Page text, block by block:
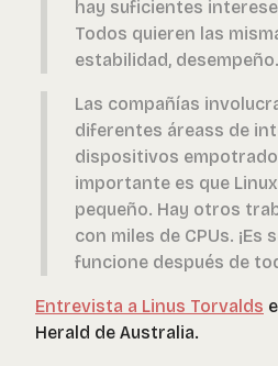
hay suficientes
Todos quieren las
estabilidad, desempeño.
Las compañías
diferentes áreass de
dispositivos
importante es que
pequeño. Hay otros
con miles de CPUs.
funcione después de
Entrevista a Linus Torvalds
Herald de Australia.